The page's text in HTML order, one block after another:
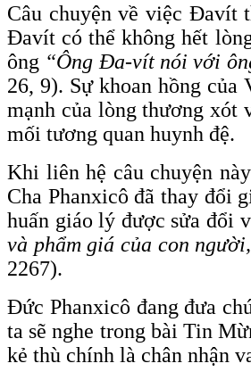
Câu chuyện về việc Đavít
Đavít có thể không hết
ông “Ông Đa-vít nói với
26, 9). Sự khoan hồng
mạnh của lòng thương xót
mối tương quan huynh đệ.
Khi liên hệ câu chuyện
Cha Phanxicô đã thay đổi
huấn giáo lý được sửa đổi
và phẩm giá của con
2267).
Đức Phanxicô đang đưa
ta sẽ nghe trong bài Tin
kẻ thù chính là chân nhận